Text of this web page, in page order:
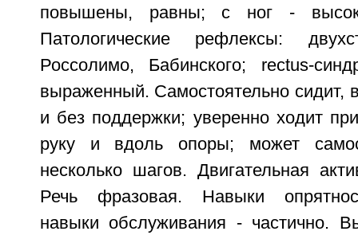
повышены, равны; с ног -
Патологические рефлексы:
Россолимо, Бабинского; rectus-
выраженный. Самостоятельно сидит,
и без поддержки; уверенно ходит
руку и вдоль опоры; может
несколько шагов. Двигательная
Речь фразовая. Навыки
навыки обслуживания - частично.